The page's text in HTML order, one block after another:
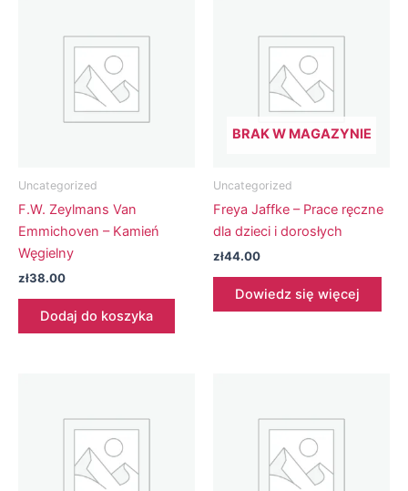
Uncategorized
F.W. Zeylmans Van
Emmichoven – Kamień
Węgielny
zł38.00
Dodaj do koszyka
BRAK W MAGAZYNIE
Uncategorized
Freya Jaffke – Prace ręczne
dla dzieci i dorosłych
zł44.00
Dowiedz się więcej